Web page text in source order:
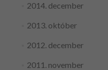
2014. december
2013. október
2012. december
2011. november